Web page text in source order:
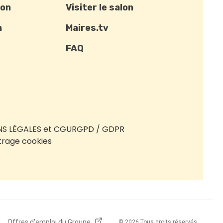
Visiter le salon
Maires.tv
FAQ
LÉGALES et CGURGPD / GDPR
cookies